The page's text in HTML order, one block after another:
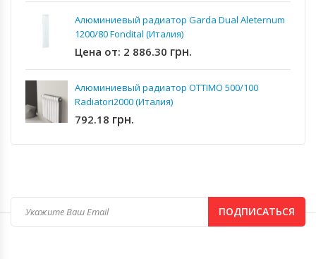
Алюминиевый радиатор Garda Dual Aleternum
1200/80 Fondital (Италия)
Цена от: 2 886.30 грн.
Алюминиевый радиатор OTTIMO 500/100
Radiatori2000 (Италия)
792.18 грн.
ПОДПИСАТЬСЯ